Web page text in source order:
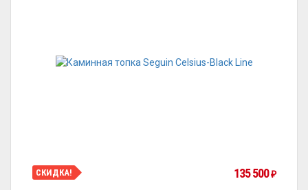
СКИДКА! 135 500₽